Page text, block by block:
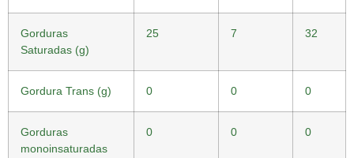
Gorduras
Saturadas (g)
25 7 32
Gordura Trans (g) 0 0 0
Gorduras
monoinsaturadas
0 0 0